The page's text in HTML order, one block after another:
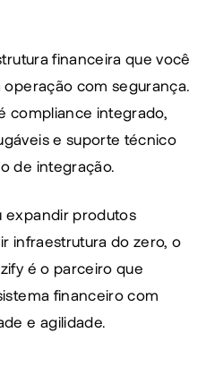
financeira que você
operação com segurança.
compliance integrado,
e suporte técnico
de integração.
expandir produtos
infraestrutura do zero, o
é o parceiro que
financeiro com
e agilidade.